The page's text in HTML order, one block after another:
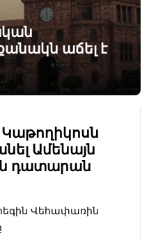
աճել է
Կաթողիկոսն
Ամենայն
դատարան
Վեհափառին